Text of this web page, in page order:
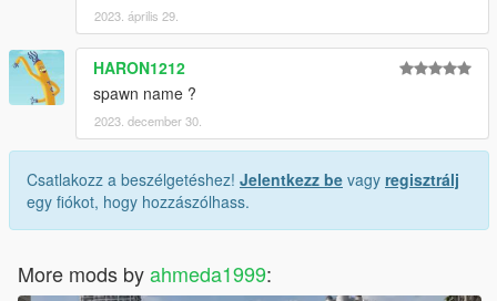
2023. április 29.
HARON1212
spawn name ?
2023. december 30.
Csatlakozz a beszélgetéshez! Jelentkezz be vagy regisztrálj
egy fiókot, hogy hozzászólhass.
More mods byahmeda1999: